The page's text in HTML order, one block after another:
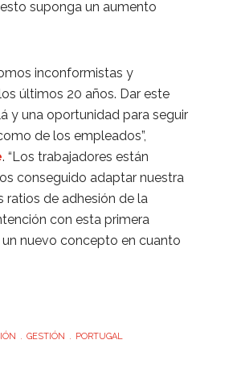
suponga un aumento
inconformistas y
últimos 20 años. Dar este
y una oportunidad para seguir
de los empleados”,
. “Los trabajadores están
conseguido adaptar nuestra
ratios de adhesión de la
con esta primera
nuevo concepto en cuanto
GESTIÓN PORTUGAL